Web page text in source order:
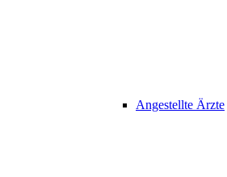
Angestellte Ärzte